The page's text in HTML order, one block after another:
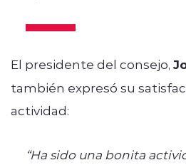
El presidente del consejo,
también expresó su
actividad:
“Ha sido una bonita